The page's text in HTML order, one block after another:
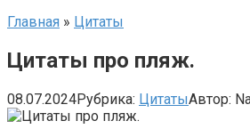
Главная » Цитаты
Цитаты про пляж.
08.07.2024Рубрика: ЦитатыАвтор: